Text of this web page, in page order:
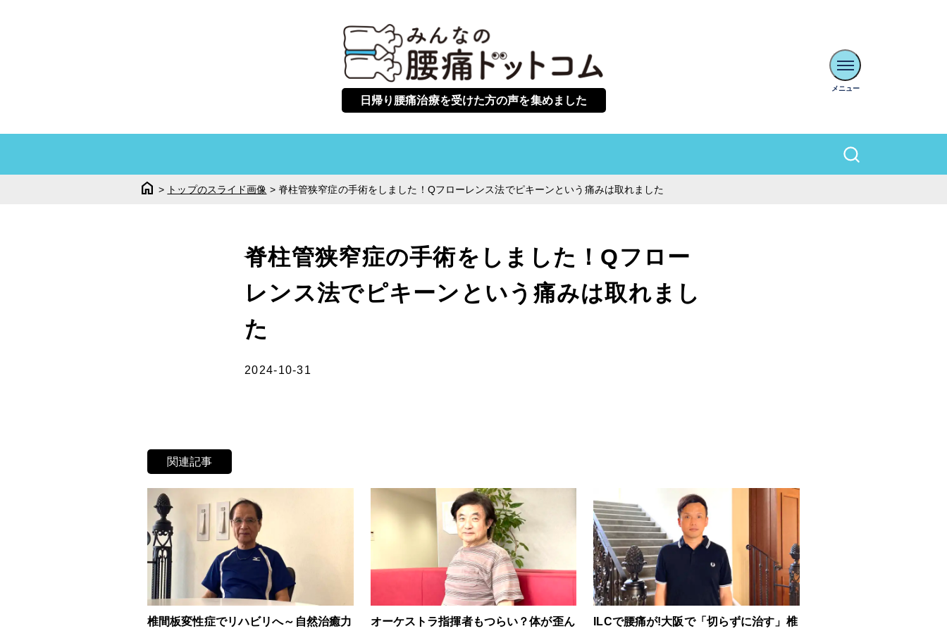
日帰り腰痛治療を受けた方の声を集めました
home > トップのスライド画像 > 脊柱管狭窄症の手術をしました！Qフローレンス法でピキーンという痛みは取れました
脊柱管狭窄症の手術をしました！Qフロー
レンス法でピキーンという痛みは取れまし
た
2024-10-31
関連記事
椎間板変性症でリハビリへ～自然治癒力 オーケストラ指揮者もつらい？体が歪ん ILCで腰痛が!大阪で「切らずに治す」椎